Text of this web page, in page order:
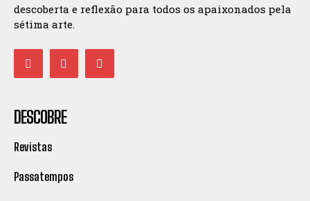
descoberta e reflexão para todos os apaixonados pela
sétima arte.
DESCOBRE
Revistas
Passatempos